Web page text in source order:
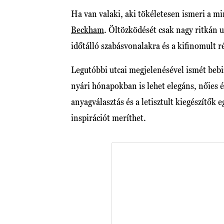
Ha van valaki, aki tökéletesen ismeri a
Beckham. Öltözködését csak nagy ritkán
időtálló szabásvonalakra és a kifinomult
Legutóbbi utcai megjelenésével ismét
nyári hónapokban is lehet elegáns, nőies
anyagválasztás és a letisztult kiegészítők
inspirációt meríthet.